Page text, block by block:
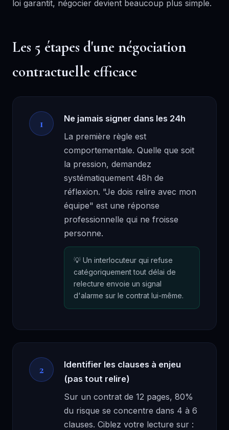
loi garantit, négocier devient beaucoup plus simple.
Les 5 étapes d'une négociation
contractuelle efficace
1
Ne jamais signer dans les 24h
La première règle est
comportementale. Quelle que soit
la pression, demandez
systématiquement 48h de
réflexion. "Je dois relire avec mon
équipe" est une réponse
professionnelle qui ne froisse
personne.
Un interlocuteur qui refuse
catégoriquement tout délai de
relecture envoie un signal
d'alarme sur le contrat lui-même.
2
Identifier les clauses à enjeu
(pas tout relire)
Sur un contrat de 12 pages, 80%
du risque se concentre dans 4 à 6
clauses. Ciblez votre lecture sur :